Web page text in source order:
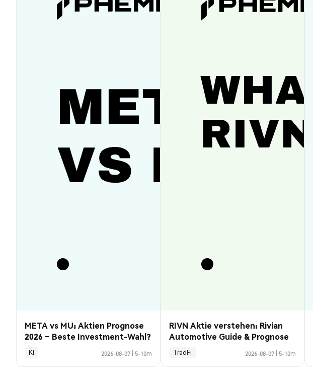
META vs MU: Aktien Prognose
2026 – Beste Investment-Wahl?
KI 2026-08-07 5-10m
RIVN Aktie verstehen: Rivian
Automotive Guide & Prognose
TradFi 2026-08-07 5-10m